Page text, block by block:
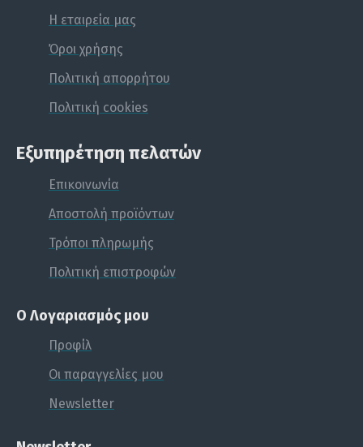
Η εταιρεία μας
Όροι χρήσης
Πολιτική απορρήτου
Πολιτική cookies
Εξυπηρέτηση πελατών
Επικοινωνία
Αποστολή προϊόντων
Τρόποι πληρωμής
Πολιτική επιστροφών
Ο Λογαριασμός μου
Προφίλ
Οι παραγγελίες μου
Newsletter